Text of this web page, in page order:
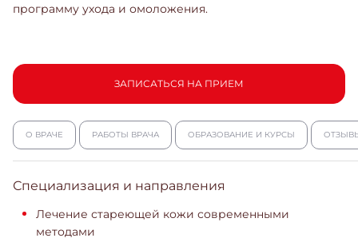
программу ухода и омоложения.
ЗАПИСАТЬСЯ НА ПРИЕМ
О ВРАЧЕ РАБОТЫ ВРАЧА ОБРАЗОВАНИЕ И КУРСЫ
Специализация и направления
Лечение стареющей кожи современными
методами